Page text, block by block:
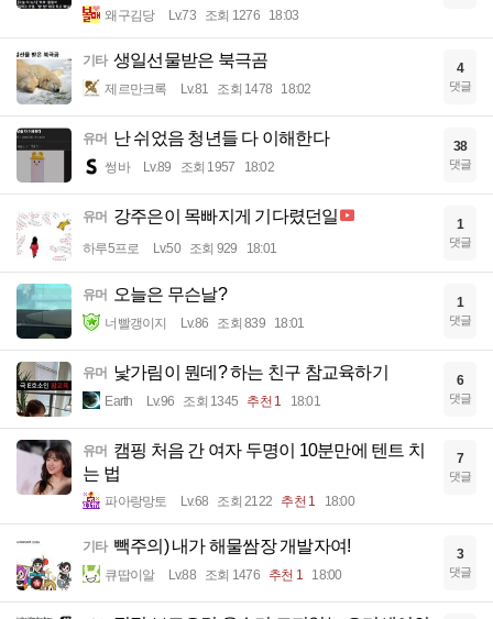
왜구김당 Lv.73 조회 1276 18:03
기타 생일선물받은 북극곰
제르만크록 Lv.81 조회 1478 18:02
4
댓글
유머 난 쉬었음 청년들 다 이해한다
썽바 Lv.89 조회 1957 18:02
38
댓글
유머 강주은이 목빠지게 기다렸던일
하루5프로 Lv.50 조회 929 18:01
1
댓글
유머 오늘은 무슨날?
너빨갱이지 Lv.86 조회 839 18:01
1
댓글
유머 낯가림이 뭔데? 하는 친구 참교육하기
Earth Lv.96 조회 1345 추천 1 18:01
6
댓글
유머 캠핑 처음 간 여자 두명이 10분만에 텐트 치
는 법
파아랑망토 Lv.68 조회 2122 추천 1 18:00
7
댓글
기타 빽주의) 내가 해물쌈장 개발자여!
큐땁이알 Lv.88 조회 1476 추천 1 18:00
3
댓글